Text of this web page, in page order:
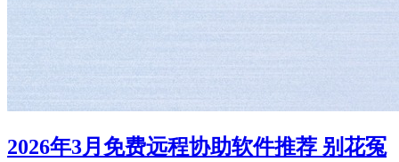
2026年3月免费远程协助软件推荐 别花冤